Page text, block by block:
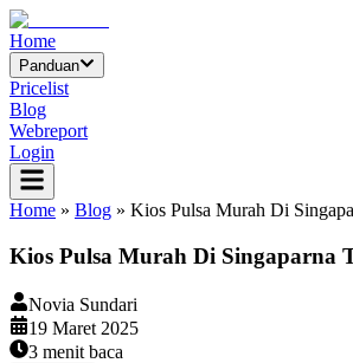
Home
Panduan
Pricelist
Blog
Webreport
Login
Home » Blog » Kios Pulsa Murah Di
Kios Pulsa Murah Di Singaparna
Novia Sundari
19 Maret 2025
3 menit baca